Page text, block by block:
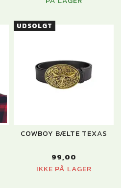
UDSOLGT
COWBOY BÆLTE TEXAS
99,00
IKKE PÅ LAGER